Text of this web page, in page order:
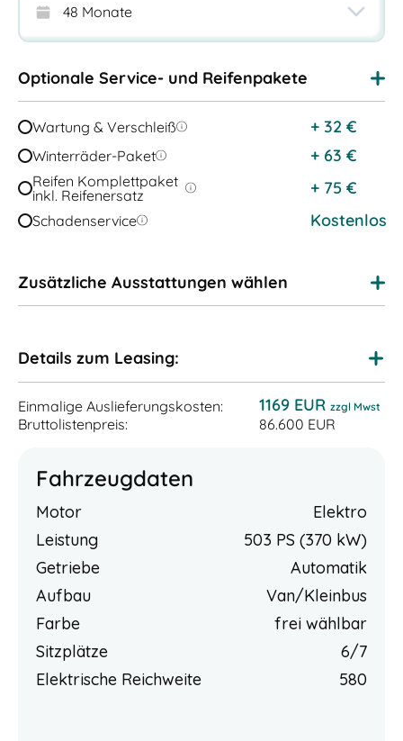
Fahrzeugdaten
Motor
Elektro
Leistung
503 PS (370 kW)
Getriebe
Automatik
Aufbau
Van/Kleinbus
Farbe
frei wählbar
Sitzplätze
6/7
Elektrische Reichweite
580
Optionale Service- und Reifenpakete
Wartung & Verschleiß + 32 €
Winterräder-Paket + 63 €
Reifen Komplettpaket
inkl. Reifenersatz
+ 75 €
Schadenservice Kostenlos
Zusätzliche Ausstattungen wählen
Details zum Leasing:
Einmalige Auslieferungskosten: 1169 EUR zzgl Mwst
Bruttolistenpreis: 86.600 EUR